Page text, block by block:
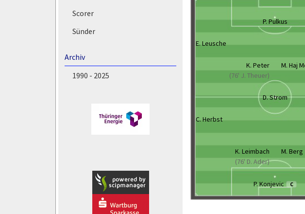
Scorer
Sünder
Archiv
1990 - 2025
P. Pulkus
E. Leusche
K. Peter
(76' J. Theuer)
M. Haj
D. Strom
C. Herbst
K. Leimbach
(76' D. Ader)
M. Berg
P. Konjevic C